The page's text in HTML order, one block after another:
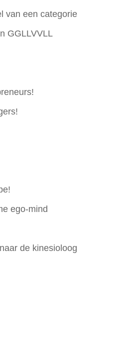
van een categorie
GGLLVVLL
ego-mind
de kinesioloog